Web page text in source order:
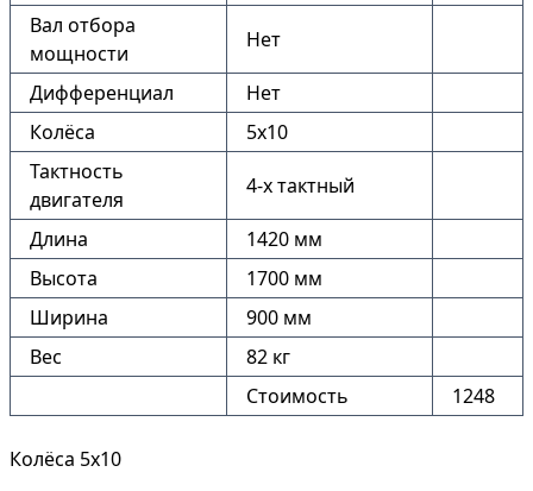
Вал отбора
мощности
Нет
Дифференциал
Нет
Колёса
5х10
Тактность
двигателя
4-х тактный
Длина
1420 мм
Высота
1700 мм
Ширина
900 мм
Вес
82 кг
Стоимость
1248
Колёса 5х10